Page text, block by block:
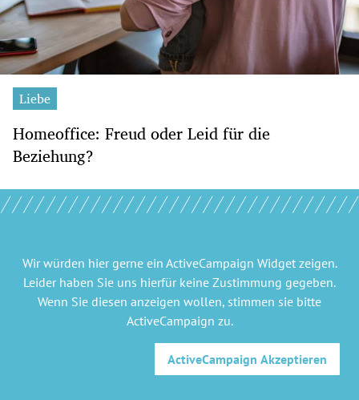
Liebe
Homeoffice: Freud oder Leid für die
Beziehung?
Wir würden hier gerne ein ActiveCampaign Widgetzeigen.
Leider haben Sie uns hierfür keine Zustimmung gegeben.
Wenn Sie diesen anzeigen wollen, stimmen sie bitte
ActiveCampaign zu.
ActiveCampaign Akzeptieren